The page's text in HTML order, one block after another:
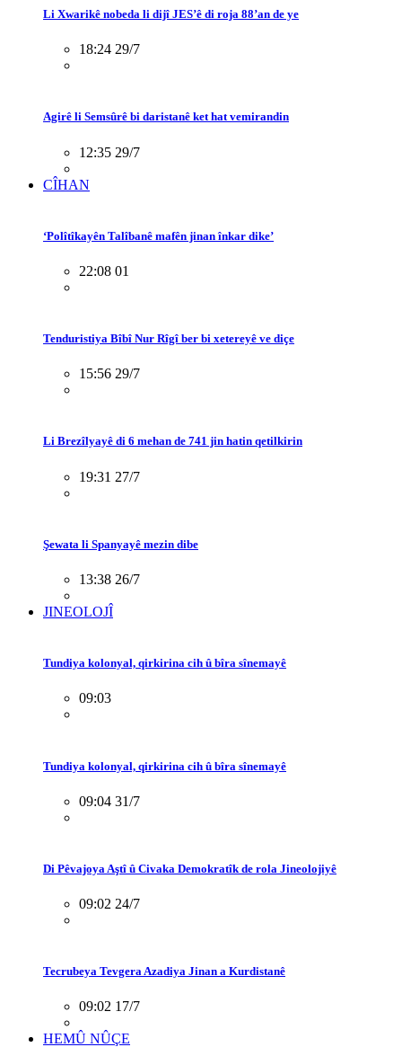
Li Xwarikê nobeda li dijî JES’ê di roja 88’an de ye
18:24 29/7
Agirê li Semsûrê bi daristanê ket hat vemirandin
12:35 29/7
CÎHAN
‘Polîtîkayên Talîbanê mafên jinan înkar dike’
22:08 01
Tenduristiya Bîbî Nur Rîgî ber bi xetereyê ve diçe
15:56 29/7
Li Brezîlyayê di 6 mehan de 741 jin hatin qetilkirin
19:31 27/7
Şewata li Spanyayê mezin dibe
13:38 26/7
JINEOLOJÎ
Tundiya kolonyal, qirkirina cih û bîra sînemayê
09:03
Tundiya kolonyal, qirkirina cih û bîra sînemayê
09:04 31/7
Di Pêvajoya Aştî û Civaka Demokratîk de rola Jineolojiyê
09:02 24/7
Tecrubeya Tevgera Azadiya Jinan a Kurdistanê
09:02 17/7
HEMÛ NÛÇE